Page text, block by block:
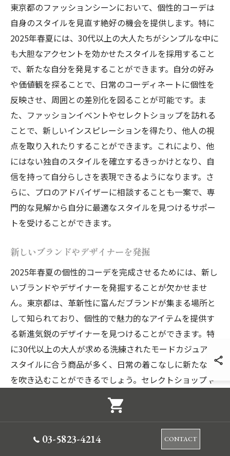
東京都のファッションシーンにおいて、個性的コーデは
自身のスタイルを見直す絶好の機会を提供します。特に
2025年春夏には、30代以上の大人たちがシンプルな中に
も大胆なアクセントを効かせたスタイルを採用すること
で、新たな自分を発見することができます。自分の好み
や価値観を探ることで、日常のコーディネートに個性を
反映させ、周囲との差別化を図ることが可能です。ま
た、ファッションイベントやセレクトショップを訪れる
ことで、新しいインスピレーションを得たり、他人の視
点を取り入れたりすることができます。これにより、他
にはない独自のスタイルを確立するきっかけとなり、自
信を持って自分らしさを表現できるようになります。さ
らに、プロのアドバイザーに相談することも一案で、専
門的な見解から自分に最適なスタイルを見つけるサポー
トを受けることができます。
新しいブランドやデザイナーを発掘
2025年春夏の個性的コーデを完成させるためには、新し
いブランドやデザイナーを発掘することが欠かせませ
ん。東京都は、革新性に富んだブランドが集まる場所と
して知られており、個性的で魅力的なアイテムを提供す
る新進気鋭のデザイナーを見つけることができます。特
に30代以上の大人が求める洗練されたモードカジュアル
スタイルに合う商品が多く、日常の着こなしに新たな風
を吹き込むことができるでしょう。セレクトショップや
ファッションショーを訪れることで、トレンドの最前線
に立つブランドと出会い、その独自のデザインやコンセ
プトを自分のスタイルに取り入れることが可能です。こ
のような活動を通じて、個性的なコーデを実現し、他人
03-5823-4214 CONTACT